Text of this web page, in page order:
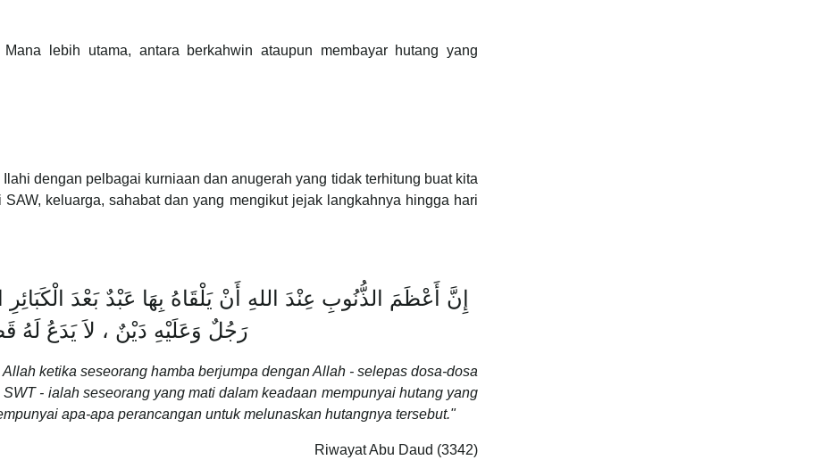
lebih utama, antara berkahwin ataupun membayar hutang yang
dengan pelbagai kurniaan dan anugerah yang tidak terhitung buat kita
keluarga, sahabat dan yang mengikut jejak langkahnya hingga hari
إِنَّ أَعْظَمَ الذُّنُوبِ عِنْدَ اللهِ أَنْ يَلْقَاهُ بِهَا عَبْدٌ بَعْدَ
رَجُلٌ وَعَلَيْهِ دَيْنٌ ، لاَ يَدَعُ لَهُ
ketika seseorang hamba berjumpa dengan Allah - selepas dosa-dosa
- ialah seseorang yang mati dalam keadaan mempunyai hutang yang
apa-apa perancangan untuk melunaskan hutangnya tersebut."
Riwayat Abu Daud (3342)